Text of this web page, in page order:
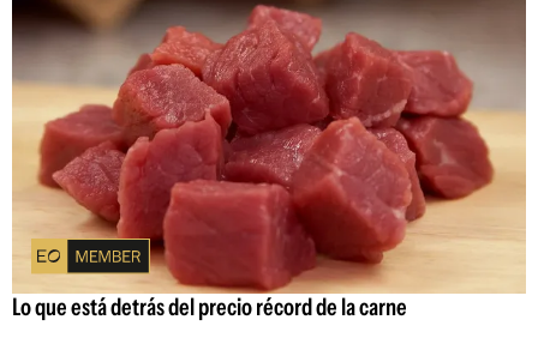
Lo que está detrás del precio récord de la carne